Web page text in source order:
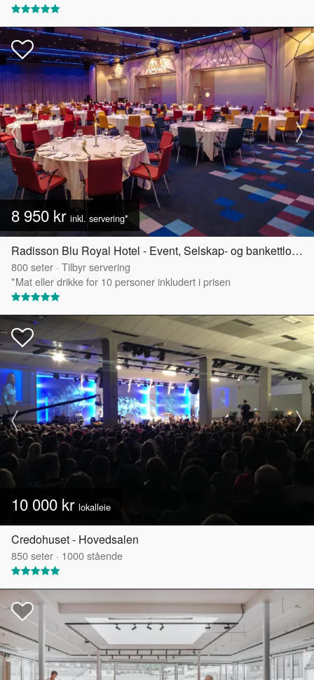
8 950 kr inkl. servering*
Radisson Blu Royal Hotel - Event, Selskap- og bankettlokaler
800seter · Tilbyr servering
*Mat eller drikke for 10 personer inkludert i prisen
10 000 kr lokalleie
Credohuset - Hovedsalen
850seter · 1000stående